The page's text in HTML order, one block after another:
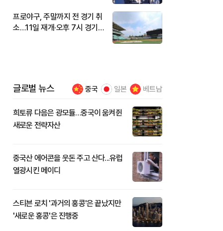
프로야구, 주말까지 전 경기 취
소…11일 재개·오후 7시 경기
글로벌 뉴스 중국 일본 베트남
희토류 다음은 광모듈…중국이 움켜쥔
새로운 전략자산
중국산 에어콘을 웃돈 주고 산다...유럽
열광시킨 메이디
스티븐 로치 '과거의 홍콩'은 끝났지만
'새로운 홍콩'은 진행중